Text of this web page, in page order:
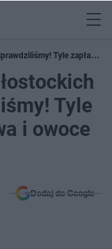
Tyle zapłacimy
Tyle
i owoce
Dodaj do Google